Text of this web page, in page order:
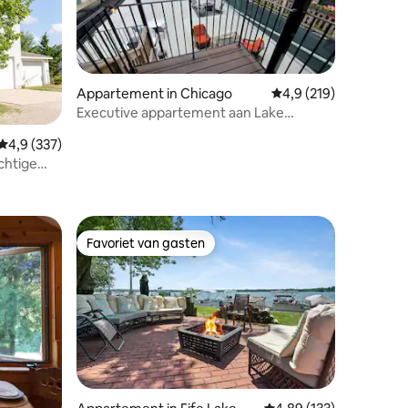
beoordeling van 4,9 op 5, 337 recensies
4,9 (337)
Appartement in Chicago Gemiddelde
4,9 (219)
Executive appartement aan Lake
Favoriet van gasten
Favoriet van gasten